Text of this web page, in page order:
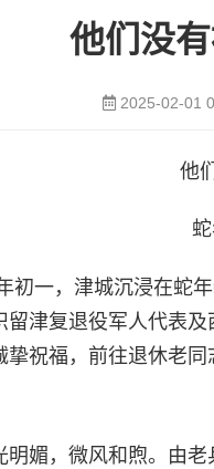
他们没
2025-02-01
他
初一，津城沉浸在蛇
留津复退役军人代表
祝福，前往退休老同
明媚，微风和煦。由